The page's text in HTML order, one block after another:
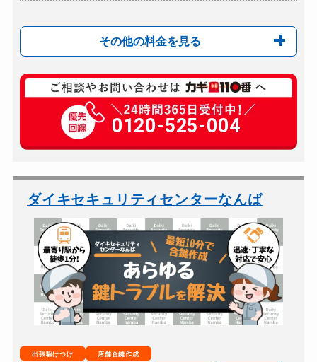
その他の料金を見る
玄関カギ複製 499円(税込)～
玄関カギ開け 7,000円～(税別)
玄関カギ修理 7,000円～(税別)
玄関カギ交換 10,000円～(税別)
車カギ開け 7,000円～(税別)
バイクカギ開け 7,000円～(税別)
バイクカギ作成 7,000円～(税別)
金庫カギ開け 7,000円～(税別)
ロッカーカギ開け 7,000円～(税別)
0120-525-004
ダイキセキュリティセンターなんば
出張駆けつけ 店舗合鍵作成